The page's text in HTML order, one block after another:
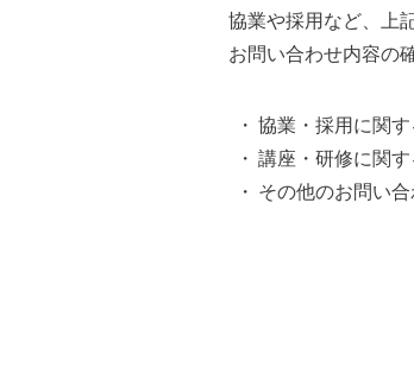
協業や採用など、上
お問い合わせ内容の
・ 協業・採用に関
・ 講座・研修に関
・ その他のお問い